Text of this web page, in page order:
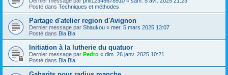
Posté dans Techniques et méthodes
Partage d'atelier region d'Avignon
Dernier message par Shaukou « mer. 5 mars 2025 13:07
Posté dans Bla Bla
Initiation à la lutherie du quatuor
Dernier message par Pedro « dim. 26 janv. 2025 10:21
Posté dans Bla Bla